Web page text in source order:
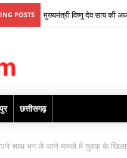
POSTS
शैक्षणिक सत्र 2026-27 हेतु B-
छत्तीसगढ़
साथ भग ले जाने मामले में युवक के